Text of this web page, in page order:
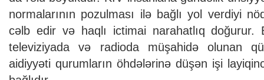
normalarının pozulması ilə bağlı yol verdiyi
cəlb edir və haqlı ictimai narahatlıq
televiziyada və radioda müşahidə olunan
aidiyyəti qurumların öhdələrinə düşən işi